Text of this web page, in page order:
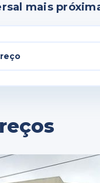
mais